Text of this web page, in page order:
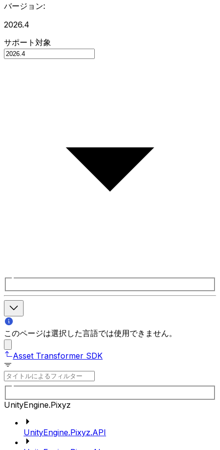
バージョン:
2026.4
サポート対象
このページは選択した言語では使用できません。
Asset Transformer SDK
UnityEngine.Pixyz
UnityEngine.Pixyz.API